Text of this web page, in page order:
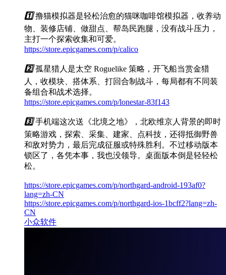
1️⃣撸猫模拟器是轻松治愈的猫咪咖啡馆模拟器，收养动
物、装修店铺、做甜点、帮岛民跑腿，没有战斗压力，
主打一个探索收集和可爱。
https://store.epicgames.com/p/calico
2️⃣孤星猎人是太空 Roguelike 策略，开飞船当赏金猎
人，收模块、搭体系、打回合制战斗，每局都有不同装
备组合和战术选择。
https://store.epicgames.com/p/lonestar-83f143
3️⃣手机端这次送《北境之地》，北欧维京人背景的即时
策略游戏，探索、采集、建家、点科技，还得抵御野兽
和敌对势力，最后完成征服或特殊胜利。不过移动版本
锁区了，各凭本事，我也没领导。桌面版本倒是轻轻松
松。
https://store.epicgames.com/p/northgard-android-193af0?
lang=zh-CN
https://store.epicgames.com/p/northgard-ios-1bcff2?lang=zh-
CN
小众软件